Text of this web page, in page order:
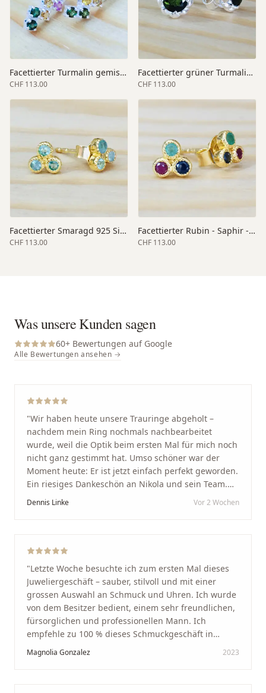
Facettierter Turmalin gemischt 925 Silber 13x5 mm
CHF 113.00
Facettierter grüner Turmalin 925 Silber 7 mm
CHF 113.00
Facettierter Smaragd 925 Silber vergoldet 6 mm
CHF 113.00
Facettierter Rubin - Saphir - Smaragd 925 Silber vergoldet 6 mm
CHF 113.00
Was unsere Kunden sagen
60+ Bewertungen auf Google
Alle Bewertungen ansehen →
"Wir haben heute unsere Trauringe abgeholt –
nachdem mein Ring nochmals nachbearbeitet
wurde, weil die Optik beim ersten Mal für mich noch
nicht ganz gestimmt hat. Umso schöner war der
Moment heute: Er ist jetzt einfach perfekt geworden.
Ein riesiges Dankeschön an Nikola und sein Team.
Vom ersten Termin an wurden wir jedes Mal
Arbeit und seine Kunden wirklich am Herzen liegen.
Service und echte Herzlichkeit schätzt, ist hier genau
richtig."
Dennis Linke Vor 2 Wochen
"Letzte Woche besuchte ich zum ersten Mal dieses
Juweliergeschäft – sauber, stilvoll und mit einer
grossen Auswahl an Schmuck und Uhren. Ich wurde
von dem Besitzer bedient, einem sehr freundlichen,
fürsorglichen und professionellen Mann. Ich
empfehle zu 100 % dieses Schmuckgeschäft in
Schaffhausen. Ich selbst war sehr zufrieden und
glücklich mit der Behandlung. Ich danke Ihnen – ich
Magnolia Gonzalez 2023